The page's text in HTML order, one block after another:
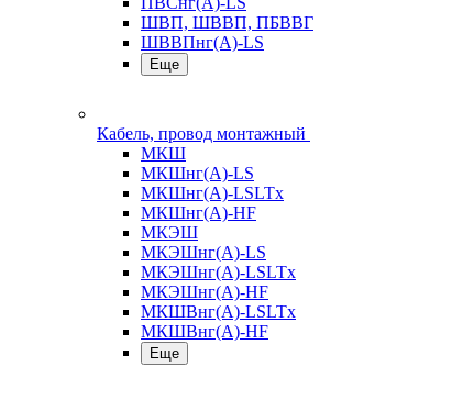
ШВП, ШВВП, ПБВВГ
ШВВПнг(А)-LS
Еще
Кабель, провод монтажный
МКШ
МКШнг(А)-LS
МКШнг(А)-LSLTx
МКШнг(А)-HF
МКЭШ
МКЭШнг(А)-LS
МКЭШнг(А)-LSLTx
МКЭШнг(А)-HF
МКШВнг(A)-LSLTx
МКШВнг(А)-HF
Еще